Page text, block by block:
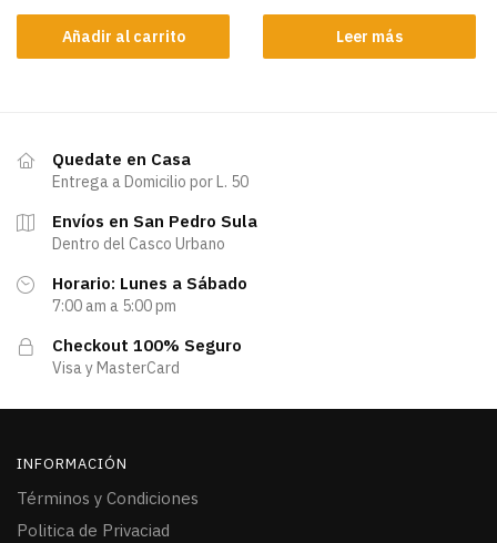
Añadir al carrito Leer más
Quedate en Casa
Entrega a Domicilio por L. 50
Envíos en San Pedro Sula
Dentro del Casco Urbano
Horario: Lunes a Sábado
7:00 am a 5:00 pm
Checkout 100% Seguro
Visa y MasterCard
INFORMACIÓN
Términos y Condiciones
Politica de Privaciad